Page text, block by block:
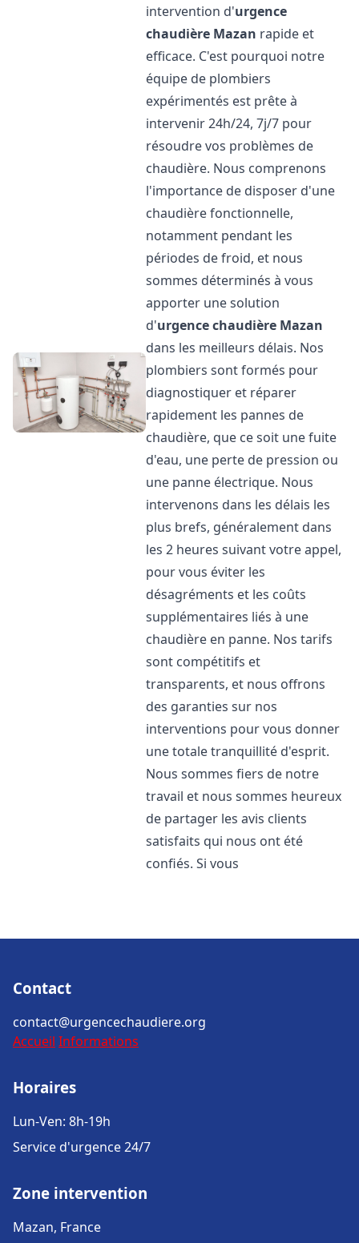
intervention d'urgence
chaudière Mazan rapide et
efficace. C'est pourquoi notre
équipe de plombiers
expérimentés est prête à
intervenir 24h/24, 7j/7 pour
résoudre vos problèmes de
chaudière. Nous comprenons
l'importance de disposer d'une
chaudière fonctionnelle,
notamment pendant les
périodes de froid, et nous
sommes déterminés à vous
apporter une solution
d'urgence chaudière Mazan
dans les meilleurs délais. Nos
plombiers sont formés pour
diagnostiquer et réparer
rapidement les pannes de
chaudière, que ce soit une fuite
d'eau, une perte de pression ou
une panne électrique. Nous
intervenons dans les délais les
plus brefs, généralement dans
les 2 heures suivant votre appel,
pour vous éviter les
désagréments et les coûts
supplémentaires liés à une
chaudière en panne. Nos tarifs
sont compétitifs et
transparents, et nous offrons
des garanties sur nos
interventions pour vous donner
une totale tranquillité d'esprit.
Nous sommes fiers de notre
travail et nous sommes heureux
de partager les avis clients
satisfaits qui nous ont été
confiés. Si vous
Contact
contact@urgencechaudiere.org
Accueil Informations
Horaires
Lun-Ven: 8h-19h
Service d'urgence 24/7
Zone intervention
Mazan, France